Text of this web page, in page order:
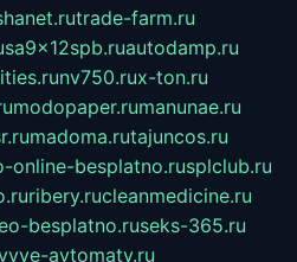
trade-farm.ru
autodamp.ru
nv750.rux-ton.ru
modopaper.rumanunae.ru
madoma.rutajuncos.ru
online-besplatno.rusplclub.ru
ribery.rucleanmedicine.ru
besplatno.ruseks-365.ru
avtomaty.ru